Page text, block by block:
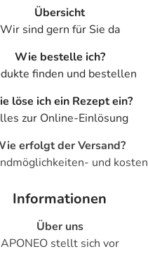
Übersicht
Wir sind gern für Sie da
Wie bestelle ich?
finden und bestellen
löse ich ein Rezept ein?
zur Online-Einlösung
erfolgt der Versand?
und kosten
Informationen
Über uns
APONEO stellt sich vor